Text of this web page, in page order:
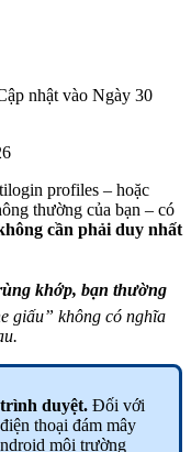
nhật vào Ngày 30
profiles – hoặc
thường của bạn – có
cần phải duy nhất
khớp, bạn thường
giấu” không có nghĩa
duyệt. Đối với
thoại đám mây
môi trường